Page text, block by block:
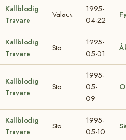
Kallblodig
Travare
Valack
1995-
04-22
Kallblodig
Travare
Sto
1995-
05-01
Kallblodig
Travare
Sto
1995-
05-
09
Kallblodig
Travare
Sto
1995-
05-10